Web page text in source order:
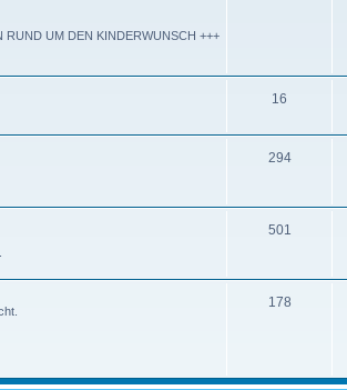
RUND UM DEN KINDERWUNSCH +++
16
294
501
178